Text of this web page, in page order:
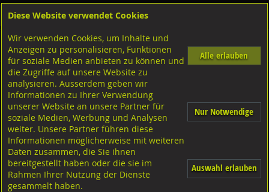
Shop Schrauben Diverse Schrauben
M-Gewinde
Diverse Ausführungen M-GewindeFlachrundschrauben Stahl verzinkt
Flachrundschrauben mit 4kt. Ansatz und MU, DIN603
Stahl verzinkt M16x380/57
Diese Website verwendet Cookies
Wir verwenden Cookies, um Inhalte und
Anzeigen zu personalisieren, Funktionen
für soziale Medien anbieten zu können und
die Zugriffe auf unsere Website zu
analysieren. Ausserdem geben wir
Informationen zu Ihrer Verwendung
unserer Website an unsere Partner für
soziale Medien, Werbung und Analysen
weiter. Unsere Partner führen diese
Informationen möglicherweise mit weiteren
Daten zusammen, die Sie ihnen
bereitgestellt haben oder die sie im
Rahmen Ihrer Nutzung der Dienste
gesammelt haben.
Alle erlauben
Nur Notwendige
Auswahl erlauben